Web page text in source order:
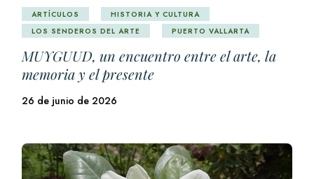
ARTÍCULOS
HISTORIA Y CULTURA
LOS SENDEROS DEL ARTE
PUERTO VALLARTA
MUYGUUD, un encuentro entre el arte, la
memoria y el presente
26 de junio de 2026